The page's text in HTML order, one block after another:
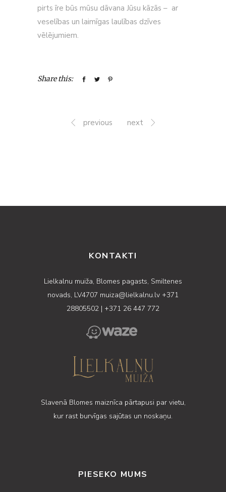
pirts īre būs mūsu dāvana Jūsu kāzās – ar
veselības un laimīgas laulības dzīves
vēlējumiem.
Share this:
previous next
KONTAKTI
Lielkalnu muiža, Blomes pagasts, Smiltenes
novads, LV4707 muiza@lielkalnu.lv +371
28805502 | +371 26 447 772
Slavenā Blomes maiznīca pārtapusi par vietu,
kur rast burvīgas sajūtas un noskaņu.
PIESEKO MUMS